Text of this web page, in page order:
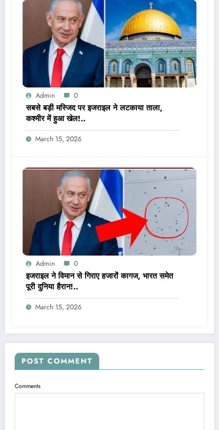
Admin 0
सबसे बड़ी मस्जिद पर इजराइल ने लटकाया ताला,
कश्मीर में हुआ खेल!..
March 15, 2026
Admin 0
इजराइल ने विमान से गिराए हजारों कागज, भारत समेत
पूरी दुनिया हैरान!..
March 15, 2026
POST COMMENT
Comments